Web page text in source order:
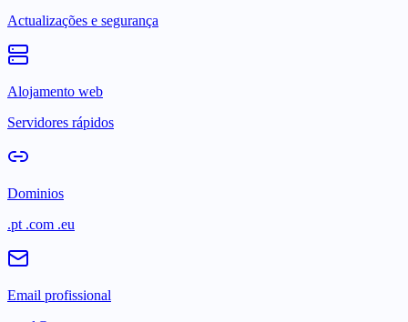
Actualizações e segurança
Alojamento web
Servidores rápidos
Dominios
.pt .com .eu
Email profissional